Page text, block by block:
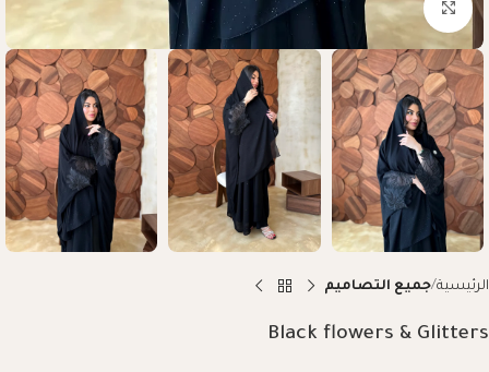
Click to enlarge
الرئيسية جميع التصاميم
Black flowers & Glitters